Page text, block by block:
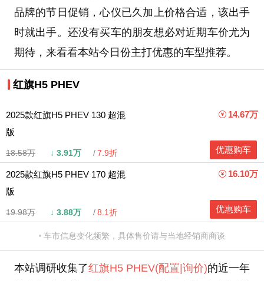
品牌的节日促销，心仪已久加上价格合适，该出手
时就出手。还没有买车的朋友想必对近期车价尤为
期待，来看看本站今日份主打优惠的车型推荐。
红旗H5 PHEV
2025款红旗H5 PHEV 130 超混
版
18.58万 ↓ 3.91万 7.9折
14.67万
优惠购车
2025款红旗H5 PHEV 170 超混
版
19.98万 ↓ 3.88万 8.1折
16.10万
优惠购车
车市信息变化频繁，具体售价请与当地经销商商谈
本站调研收集了红旗H5 PHEV(配置|询价)的近一年